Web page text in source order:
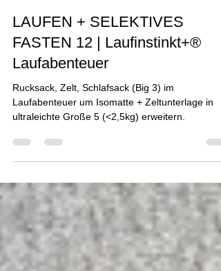
8. Dez. 2023
LAUFEN + SELEKTIVES
FASTEN 12 | Laufinstinkt+®
Laufabenteuer
Rucksack, Zelt, Schlafsack (Big 3) im
ultraleichte Große 5 (<2,5kg) erweitern.